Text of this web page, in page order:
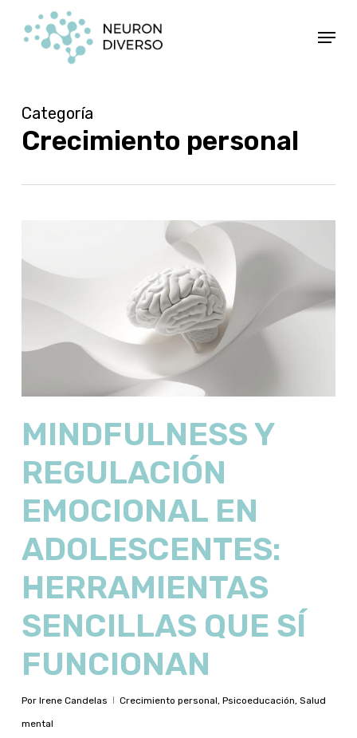
Menú
Categoría
Crecimiento personal
MINDFULNESS Y
REGULACIÓN
EMOCIONAL EN
ADOLESCENTES:
HERRAMIENTAS
SENCILLAS QUE SÍ
FUNCIONAN
Por Irene Candelas Crecimiento personal, Psicoeducación, Salud
mental